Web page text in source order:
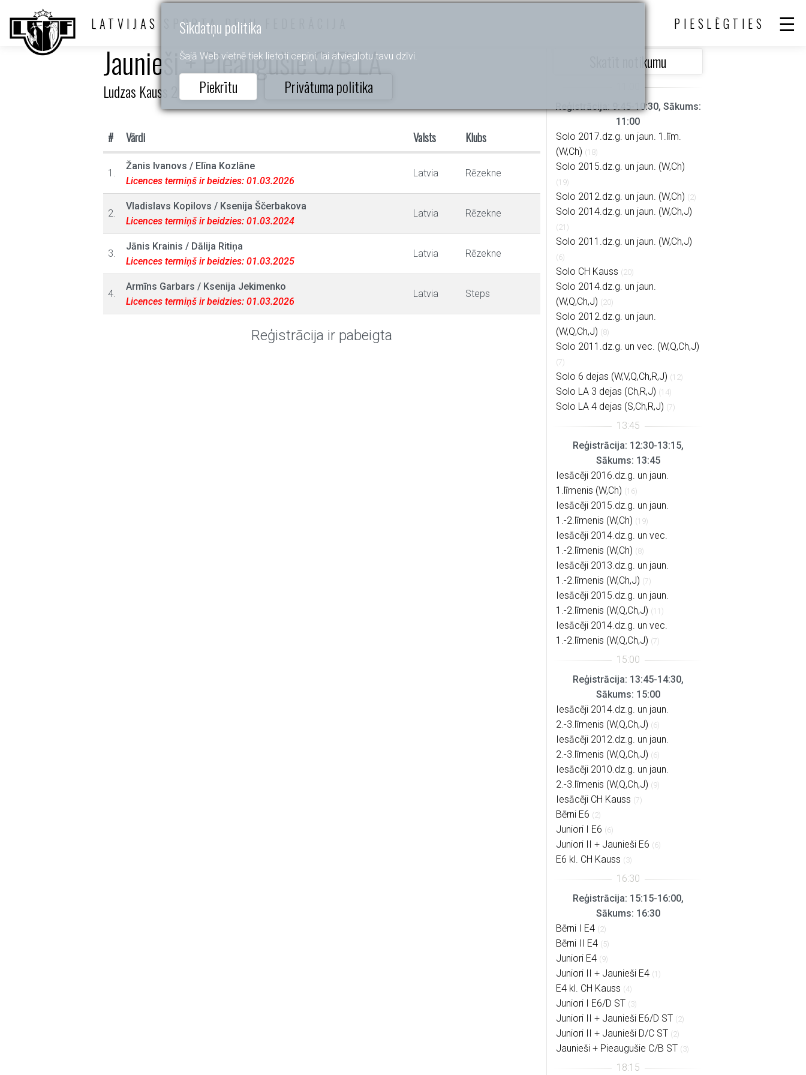
Sīkdatņu politika
Šajā Web vietnē tiek lietoti cepiņi, lai atvieglotu tavu dzīvi.
Piekrītu Privātuma politika
LATVIJAS SPORTA DEJU FEDERĀCIJA PIESLĒGTIES
Jaunieši + Pieaugušie C/B LA
Ludzas Kauss 2023
# Vārdi Valsts Klubs
1.
Žanis Ivanovs / Elīna Kozlāne
Licences termiņš ir beidzies: 01.03.2026
Latvia Rēzekne
2.
Vladislavs Kopilovs / Ksenija Ščerbakova
Licences termiņš ir beidzies: 01.03.2024
Latvia Rēzekne
3.
Jānis Krainis / Dālija Ritiņa
Licences termiņš ir beidzies: 01.03.2025
Latvia Rēzekne
4.
Armīns Garbars / Ksenija Jekimenko
Licences termiņš ir beidzies: 01.03.2026
Latvia Steps
Reģistrācija ir pabeigta
Skatīt notikumu
Reģistrācija: 9:45-10:30, Sākums:
11:00
Solo 2017.dz.g. un jaun. 1.līm.
(W,Ch) (18)
Solo 2015.dz.g. un jaun. (W,Ch)
(19)
Solo 2012.dz.g. un jaun. (W,Ch) (2)
Solo 2014.dz.g. un jaun. (W,Ch,J)
(21)
Solo 2011.dz.g. un jaun. (W,Ch,J)
(6)
Solo CH Kauss (20)
Solo 2014.dz.g. un jaun.
(W,Q,Ch,J) (20)
Solo 2012.dz.g. un jaun.
(W,Q,Ch,J) (8)
Solo 2011.dz.g. un vec. (W,Q,Ch,J)
(7)
Solo 6 dejas (W,V,Q,Ch,R,J) (12)
Solo LA 3 dejas (Ch,R,J) (14)
Solo LA 4 dejas (S,Ch,R,J) (7)
Reģistrācija: 12:30-13:15,
Sākums: 13:45
Iesācēji 2016.dz.g. un jaun.
1.līmenis (W,Ch) (16)
Iesācēji 2015.dz.g. un jaun.
1.-2.līmenis (W,Ch) (19)
Iesācēji 2014.dz.g. un vec.
1.-2.līmenis (W,Ch) (8)
Iesācēji 2013.dz.g. un jaun.
1.-2.līmenis (W,Ch,J) (7)
Iesācēji 2015.dz.g. un jaun.
1.-2.līmenis (W,Q,Ch,J) (11)
Iesācēji 2014.dz.g. un vec.
1.-2.līmenis (W,Q,Ch,J) (7)
Reģistrācija: 13:45-14:30,
Sākums: 15:00
Iesācēji 2014.dz.g. un jaun.
2.-3.līmenis (W,Q,Ch,J) (6)
Iesācēji 2012.dz.g. un jaun.
2.-3.līmenis (W,Q,Ch,J) (6)
Iesācēji 2010.dz.g. un jaun.
2.-3.līmenis (W,Q,Ch,J) (9)
Iesācēji CH Kauss (7)
Bērni E6 (2)
Juniori I E6 (6)
Juniori II + Jaunieši E6 (6)
E6 kl. CH Kauss (3)
Reģistrācija: 15:15-16:00,
Sākums: 16:30
Bērni I E4 (2)
Bērni II E4 (5)
Juniori E4 (9)
Juniori II + Jaunieši E4 (1)
E4 kl. CH Kauss (4)
Juniori I E6/D ST (3)
Juniori II + Jaunieši E6/D ST (2)
Juniori II + Jaunieši D/C ST (2)
Jaunieši + Pieaugušie C/B ST (3)